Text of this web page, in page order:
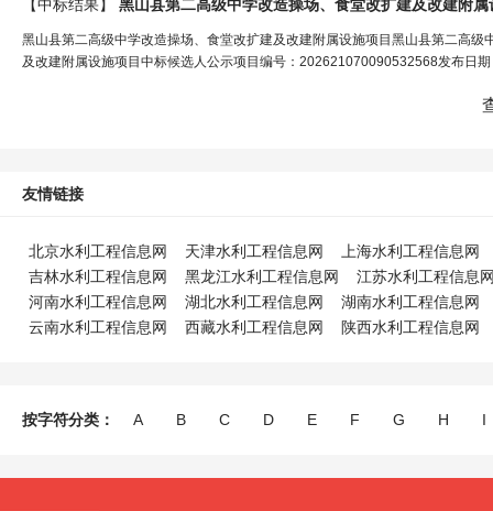
【中标结果】 黑山县第二高级中学改造操场、食堂改扩建及改建附属
黑山县第二高级中学改造操场、食堂改扩建及改建附属设施项目黑山县第二高
及改建附属设施项目中标候选人公示项目编号：202621070090532568发布日
友情链接
北京水利工程信息网 天津水利工程信息网
上海水利工程信息网
吉林水利工程信息网
黑龙江水利工程信息网
江苏水利工程信息
河南水利工程信息网
湖北水利工程信息网
湖南水利工程信息网
云南水利工程信息网
西藏水利工程信息网 陕西水利工程信息网
按字符分类： A B C D E F G H I